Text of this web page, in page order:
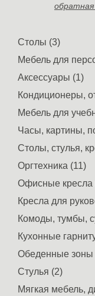
обратная
Столы (3)
Мебель для
Аксессуары (1)
Кондиционеры,
Мебель для
Часы, картины,
Столы, стулья,
Оргтехника (11)
Офисные кресла
Кресла для
Комоды, тумбы,
Кухонные
Обеденные зоны
Стулья (2)
Мягкая мебель,